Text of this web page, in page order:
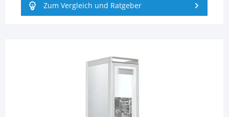
Zum Vergleich und Ratgeber